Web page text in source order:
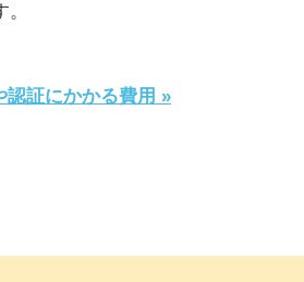
認証にかかる費用 »